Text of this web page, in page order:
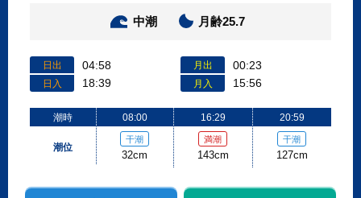
中潮 月齢25.7
日出 04:58
日入 18:39
月出 00:23
月入 15:56
潮時
潮位
08:00
干潮
32cm
16:29
満潮
143cm
20:59
干潮
127cm